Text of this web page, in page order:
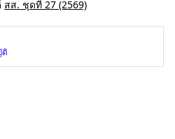
สส. ชุดที่ 27 (2569)